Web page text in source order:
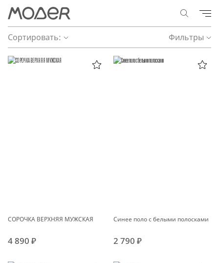
Сортировать: Фильтры
СОРОЧКА ВЕРХНЯЯ МУЖСКАЯ
4 890 ₽
Синее поло с белыми полосками
2 790 ₽